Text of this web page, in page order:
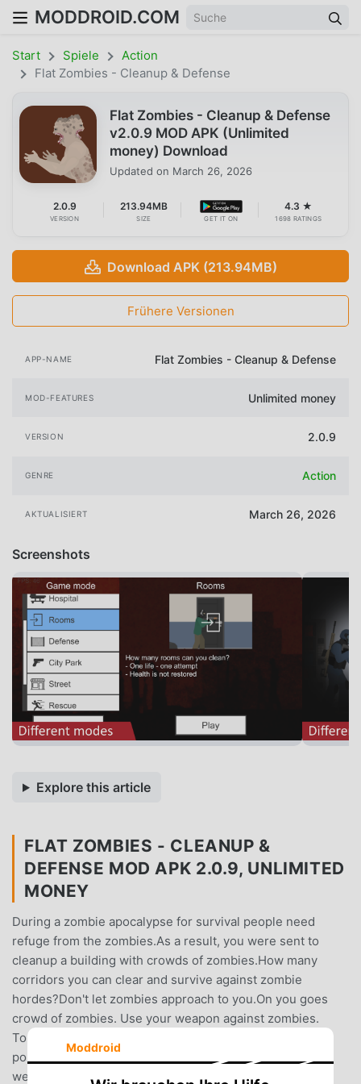
MODDROID.COM
Start Spiele
Action
Flat Zombies - Cleanup & Defense
Flat Zombies - Cleanup & Defense
v2.0.9 MOD APK (Unlimited
money) Download
Updated on March 26, 2026
2.0.9
VERSION
213.94MB
SIZE GET IT ON
4.3 ★
1698 RATINGS
Download APK (213.94MB)
Frühere Versionen
APP-NAME Flat Zombies - Cleanup & Defense
MOD-FEATURES Unlimited money
VERSION 2.0.9
GENRE Action
AKTUALISIERT March 26, 2026
Screenshots
Explore this article
FLAT ZOMBIES - CLEANUP &
DEFENSE MOD APK 2.0.9, UNLIMITED
MONEY
During a zombie apocalypse for survival people need
refuge from the zombies.As a result, you were sent to
cleanup a building with crowds of zombies.How many
corridors you can clear and survive against zombie
hordes?Don't let zombies approach to you.On you goes
crowd of zombies. Use your weapon against zombies.
Touch on screen to aim. Try to hold out as long as
possible.• Different game modes;• Different modern
weapons (+mods);• Unique gore system and ragdoll
Moddroid